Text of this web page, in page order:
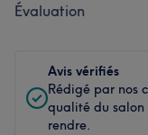
Évaluation
Avis vérifiés
Rédigé par nos
qualité du salon
rendre.